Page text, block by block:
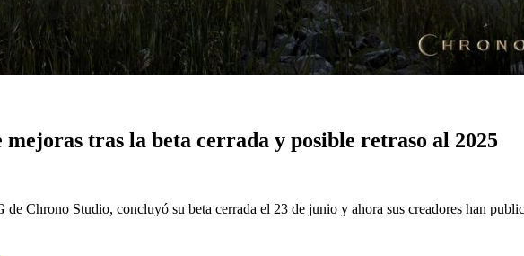
mejoras tras la beta cerrada y posible retraso al 2025
Chrono Studio, concluyó su beta cerrada el 23 de junio y ahora sus creadores han